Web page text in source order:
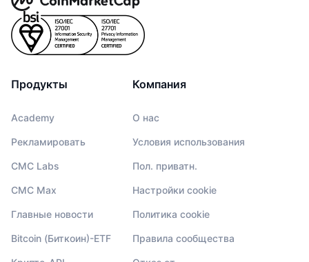
Продукты
Academy
Рекламировать
CMC Labs
CMC Max
Главные новости
Bitcoin (Биткоин)-ETF
Компания
О нас
Условия использования
Пол. приватн.
Настройки cookie
Политика cookie
Правила сообщества